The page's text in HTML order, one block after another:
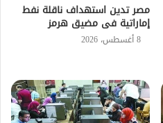
مصر تدين استهداف ناقلة نفط
إماراتية فى مضيق هرمز
8 أغسطس، 2026